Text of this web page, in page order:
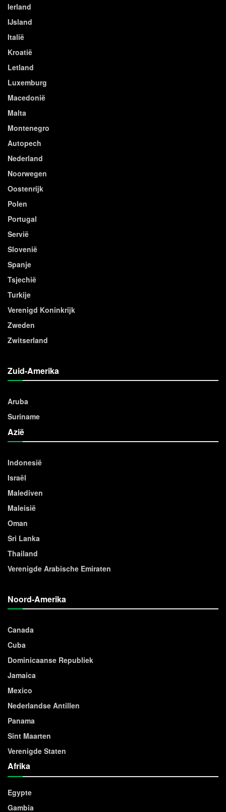
Ierland
IJsland
Italië
Kroatië
Letland
Luxemburg
Macedonië
Malta
Montenegro
Autopech
Nederland
Noorwegen
Oostenrijk
Polen
Portugal
Servië
Slovenië
Spanje
Tsjechië
Turkije
Verenigd Koninkrijk
Zweden
Zwitserland
Zuid-Amerika
Aruba
Suriname
Azië
Indonesië
Israël
Malediven
Maleisië
Oman
Sri Lanka
Thailand
Verenigde Arabische Emiraten
Noord-Amerika
Canada
Cuba
Dominicaanse Republiek
Jamaica
Mexico
Nederlandse Antillen
Panama
Sint Maarten
Verenigde Staten
Afrika
Egypte
Gambia